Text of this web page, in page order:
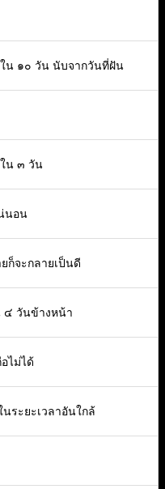
ใน ๑๐ วัน นับจากวันที่ฝัน
น ๓ วัน
นอน
ก็จะกลายเป็นดี
๔ วันข้างหน้า
ไม่ได้
ระยะเวลาอันใกล้